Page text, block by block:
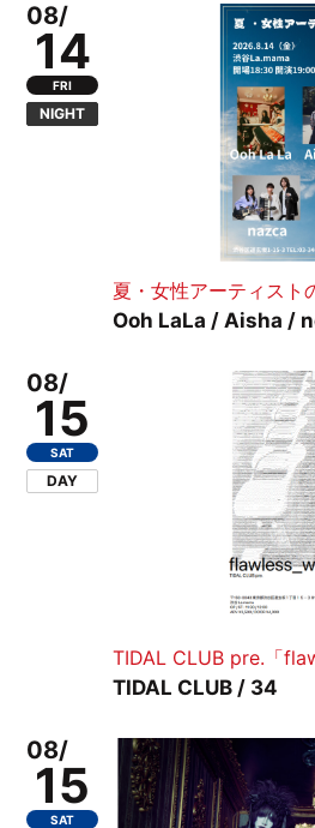
08/
14
FRI
NIGHT
夏・女性アーティスト
Ooh LaLa / Aisha /
08/
15
SAT
DAY
TIDAL CLUB pre.「
TIDAL CLUB / 34
08/
15
SAT